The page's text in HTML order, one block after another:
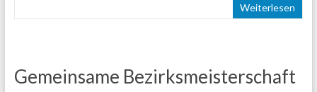
Weiterlesen
Gemeinsame Bezirksmeisterschaft